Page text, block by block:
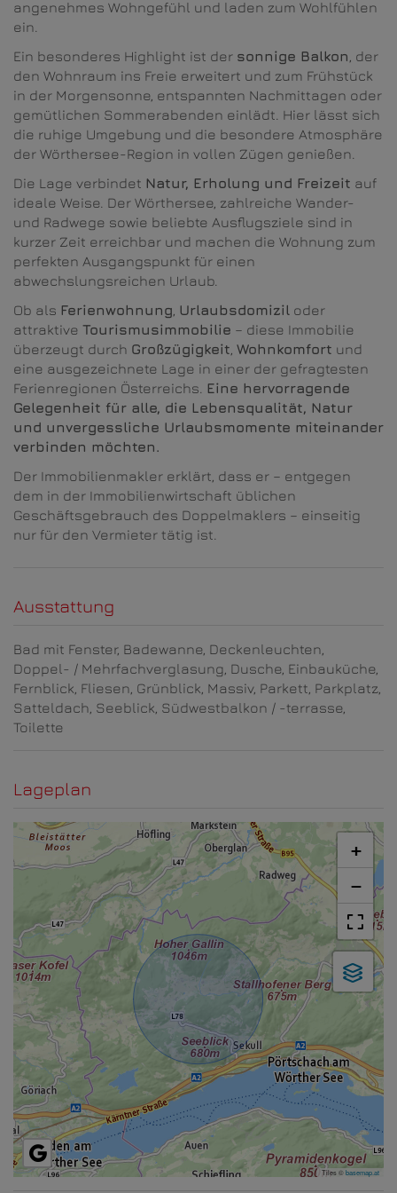
angenehmes Wohngefühl und laden zum Wohlfühlen
ein.
Ein besonderes Highlight ist der sonnige Balkon , der
den Wohnraum ins Freie erweitert und zum Frühstück
in der Morgensonne, entspannten Nachmittagen oder
gemütlichen Sommerabenden einlädt. Hier lässt sich
die ruhige Umgebung und die besondere Atmosphäre
der Wörthersee-Region in vollen Zügen genießen.
Die Lage verbindet Natur, Erholung und Freizeit auf
ideale Weise. Der Wörthersee, zahlreiche Wander-
und Radwege sowie beliebte Ausflugsziele sind in
kurzer Zeit erreichbar und machen die Wohnung zum
perfekten Ausgangspunkt für einen
abwechslungsreichen Urlaub.
Ob als Ferienwohnung Urlaubsdomizil oder
attraktive Tourismusimmobilie – diese Immobilie
überzeugt durch Großzügigkeit Wohnkomfort und
eine ausgezeichnete Lage in einer der gefragtesten
Ferienregionen Österreichs. Eine hervorragende
Gelegenheit für alle, die Lebensqualität, Natur
und unvergessliche Urlaubsmomente miteinander
verbinden möchten.
Der Immobilienmakler erklärt, dass er – entgegen
dem in der Immobilienwirtschaft üblichen
Geschäftsgebrauch des Doppelmaklers – einseitig
nur für den Vermieter tätig ist.
Ausstattung
Bad mit Fenster Badewanne Deckenleuchten
Doppel- / Mehrfachverglasung Dusche Einbauküche
Fernblick Fliesen Grünblick Massiv Parkett Parkplatz
Satteldach Seeblick Südwestbalkon / -terrasse
Toilette
Lageplan
+
−
Tiles ©basemap.at